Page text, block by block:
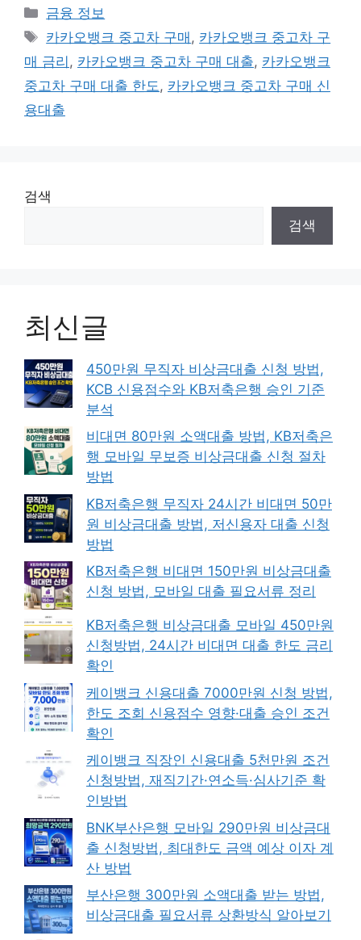
카
테
고
리
금융 정보
태
그
카카오뱅크 중고차 구매 , 카카오뱅크 중고차 구
매 금리 , 카카오뱅크 중고차 구매 대출, 카카오뱅크
중고차 구매 대출 한도 , 카카오뱅크 중고차 구매 신
용대출
검색
검색
최신글
450만원 무직자 비상금대출 신청 방법,
KCB 신용점수와 KB저축은행 승인 기준
분석
비대면 80만원 소액대출 방법, KB저축은
행 모바일 무보증 비상금대출 신청 절차
방법
KB저축은행 무직자 24시간 비대면 50만
원 비상금대출 방법, 저신용자 대출 신청
방법
KB저축은행 비대면 150만원 비상금대출
신청 방법, 모바일 대출 필요서류 정리
KB저축은행 비상금대출 모바일 450만원
신청방법, 24시간 비대면 대출 한도 금리
확인
케이뱅크 신용대출 7000만원 신청 방법,
한도 조회 신용점수 영향·대출 승인 조건
확인
케이뱅크 직장인 신용대출 5천만원 조건
신청방법, 재직기간·연소득·심사기준 확
인방법
BNK부산은행 모바일 290만원 비상금대
출 신청방법, 최대한도 금액 예상 이자 계
산 방법
부산은행 300만원 소액대출 받는 방법,
비상금대출 필요서류 상환방식 알아보기